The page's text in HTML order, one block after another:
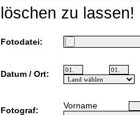
löschen zu
Fotodatei:
Datum / Ort:
Fotograf: Vorname